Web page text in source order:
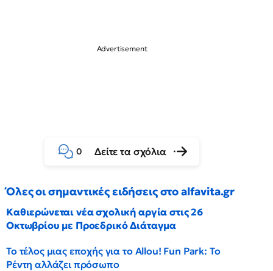
0 Δείτε τα σχόλια
Όλες οι σημαντικές ειδήσεις στο alfavita.gr
Καθιερώνεται νέα σχολική αργία στις 26
Οκτωβρίου με Προεδρικό Διάταγμα
Το τέλος μιας εποχής για το Allou! Fun Park: Το
Ρέντη αλλάζει πρόσωπο